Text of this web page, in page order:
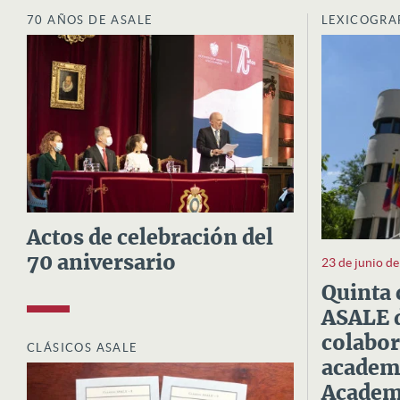
70 AÑOS DE ASALE
Actos de celebración del
70 aniversario
CLÁSICOS ASALE
23 de junio
Quinta
ASALE